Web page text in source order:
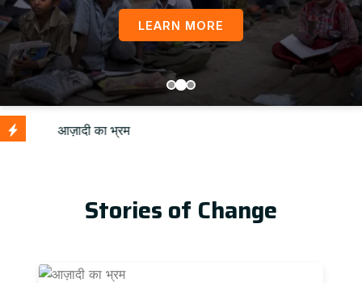
LEARN MORE
Stories of Change